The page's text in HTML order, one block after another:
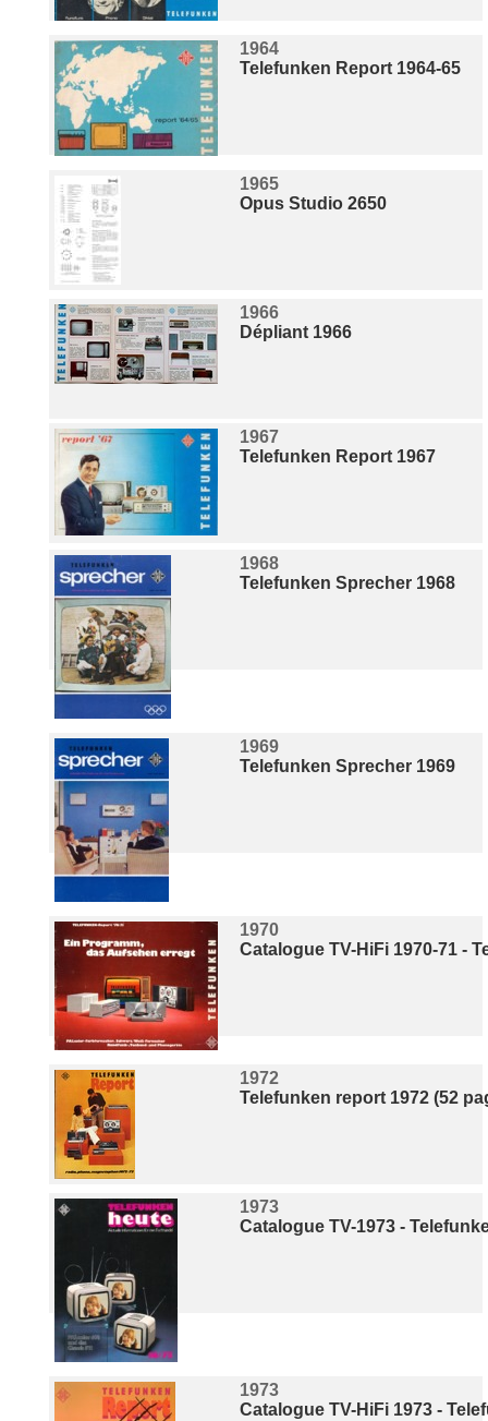
1964
Telefunken Report 1964-65
1965
Opus Studio 2650
1966
Dépliant 1966
1967
Telefunken Report 1967
1968
Telefunken Sprecher 1968
1969
Telefunken Sprecher 1969
1970
Catalogue TV-HiFi 1970-71 -
1972
Telefunken report 1972 (52
1973
Catalogue TV-1973 -
1973
Catalogue TV-HiFi 1973 -